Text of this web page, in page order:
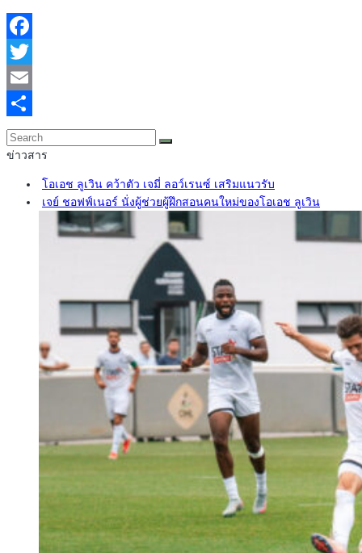
Facebook
Twitter
Email
Share
ข่าวสาร
โอเอช ลูเวิน คว้าตัว เจมี่ ลอว์เรนซ์ เสริมแนวรับ
เจย์ ชอฟฟ์เนอร์ นั่งผู้ช่วยผู้ฝึกสอนคนใหม่ของโอเอช ลูเวิน